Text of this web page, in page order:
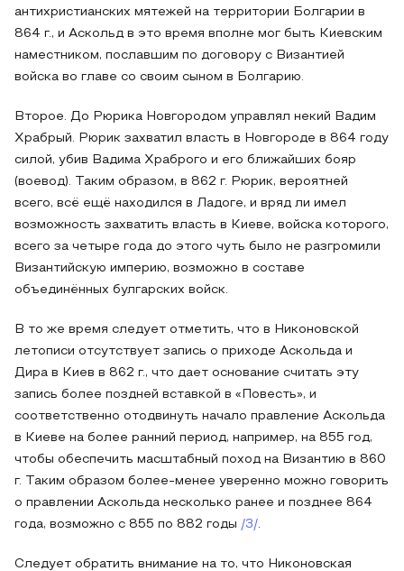
антихристианских мятежей на территории Болгарии в
864 г., и Аскольд в это время вполне мог быть Киевским
наместником, пославшим по договору с Византией
войска во главе со своим сыном в Болгарию.
Второе. До Рюрика Новгородом управлял некий Вадим
Храбрый. Рюрик захватил власть в Новгороде в 864 году
силой, убив Вадима Храброго и его ближайших бояр
(воевод). Таким образом, в 862 г. Рюрик, вероятней
всего, всё ещё находился в Ладоге, и вряд ли имел
возможность захватить власть в Киеве, войска которого,
всего за четыре года до этого чуть было не разгромили
Византийскую империю, возможно в составе
объединённых булгарских войск.
В то же время следует отметить, что в Никоновской
летописи отсутствует запись о приходе Аскольда и
Дира в Киев в 862 г., что дает основание считать эту
запись более поздней вставкой в «Повесть», и
соответственно отодвинуть начало правление Аскольда
в Киеве на более ранний период, например, на 855 год,
чтобы обеспечить масштабный поход на Византию в 860
г. Таким образом более-менее уверенно можно говорить
о правлении Аскольда несколько ранее и позднее 864
года, возможно с 855 по 882 годы /3/.
Следует обратить внимание на то, что Никоновская